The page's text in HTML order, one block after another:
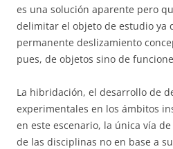
es una solución aparente pero
delimitar el objeto de estudio ya
permanente deslizamiento
pues, de objetos sino de
La hibridación, el desarrollo de
experimentales en los ámbitos
en este escenario, la única vía
de las disciplinas no en base a